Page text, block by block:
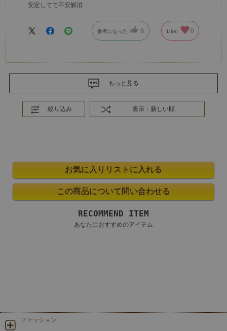
安定してて不安解消
参考になった 0 Like! 0
もっと見る
絞り込み 表示：新しい順
RECOMMEND ITEM
あなたにおすすめのアイテム
ファッション